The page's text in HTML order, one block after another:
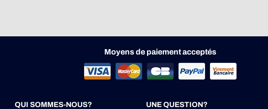
Moyens de paiement acceptés
QUI SOMMES-NOUS? UNE QUESTION?